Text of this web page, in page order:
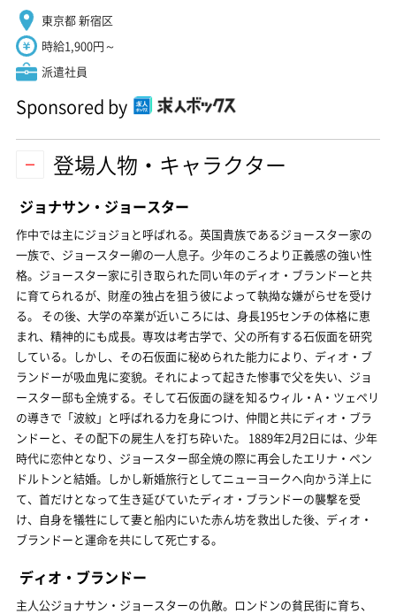
東京都 新宿区
時給1,900円～
派遣社員
Sponsored by
登場人物・キャラクター
ジョナサン・ジョースター
作中では主にジョジョと呼ばれる。英国貴族であるジョースター家の
一族で、ジョースター卿の一人息子。少年のころより正義感の強い性
格。ジョースター家に引き取られた同い年のディオ・ブランドーと共
に育てられるが、財産の独占を狙う彼によって執拗な嫌がらせを受け
る。 その後、大学の卒業が近いころには、身長195センチの体格に恵
まれ、精神的にも成長。専攻は考古学で、父の所有する石仮面を研究
している。しかし、その石仮面に秘められた能力により、ディオ・ブ
ランドーが吸血鬼に変貌。それによって起きた惨事で父を失い、ジョ
ースター邸も全焼する。そして石仮面の謎を知るウィル・A・ツェペリ
の導きで「波紋」と呼ばれる力を身につけ、仲間と共にディオ・ブラ
ンドーと、その配下の屍生人を打ち砕いた。 1889年2月2日には、少年
時代に恋仲となり、ジョースター邸全焼の際に再会したエリナ・ペン
ドルトンと結婚。しかし新婚旅行としてニューヨークへ向かう洋上に
て、首だけとなって生き延びていたディオ・ブランドーの襲撃を受
け、自身を犠牲にして妻と船内にいた赤ん坊を救出した後、ディオ・
ブランドーと運命を共にして死亡する。
ディオ・ブランドー
主人公ジョナサン・ジョースターの仇敵。ロンドンの貧民街に育ち、